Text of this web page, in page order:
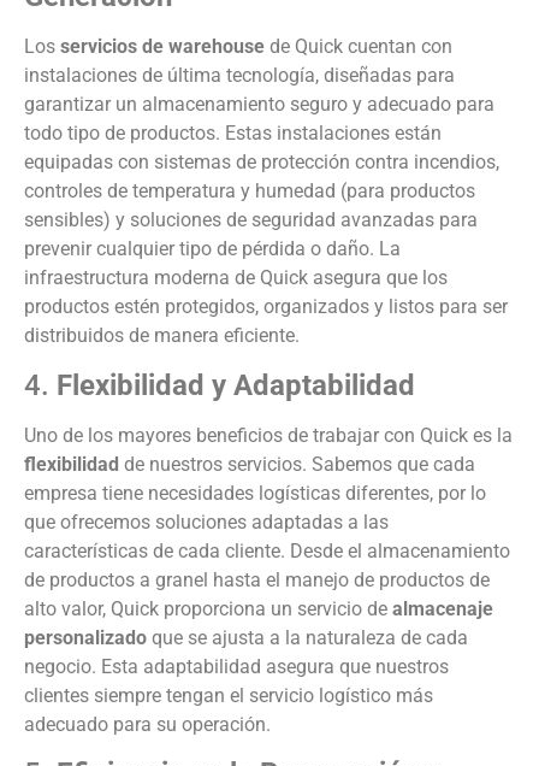
Los servicios de warehouse de Quick cuentan con
instalaciones de última tecnología, diseñadas para
garantizar un almacenamiento seguro y adecuado para
todo tipo de productos. Estas instalaciones están
equipadas con sistemas de protección contra incendios,
controles de temperatura y humedad (para productos
sensibles) y soluciones de seguridad avanzadas para
prevenir cualquier tipo de pérdida o daño. La
infraestructura moderna de Quick asegura que los
productos estén protegidos, organizados y listos para ser
distribuidos de manera eficiente.
4. Flexibilidad y Adaptabilidad
Uno de los mayores beneficios de trabajar con Quick es la
flexibilidad de nuestros servicios. Sabemos que cada
empresa tiene necesidades logísticas diferentes, por lo
que ofrecemos soluciones adaptadas a las
características de cada cliente. Desde el almacenamiento
de productos a granel hasta el manejo de productos de
alto valor, Quick proporciona un servicio de almacenaje
personalizado que se ajusta a la naturaleza de cada
negocio. Esta adaptabilidad asegura que nuestros
clientes siempre tengan el servicio logístico más
adecuado para su operación.